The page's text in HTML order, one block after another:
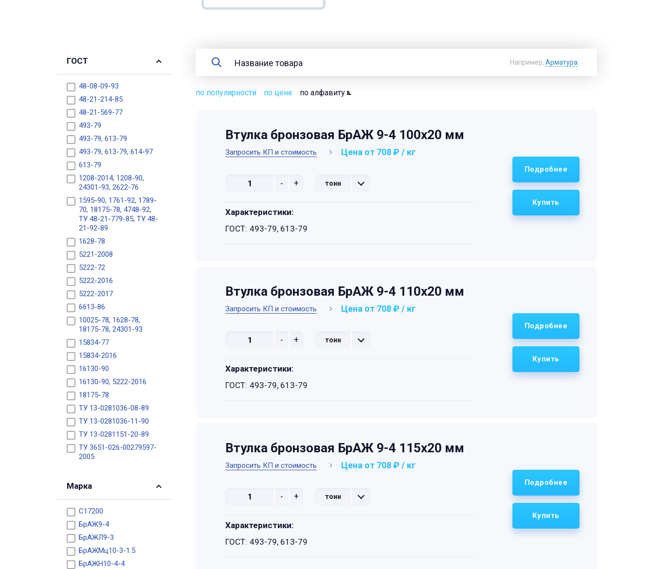
ГОСТ
48-08-09-93
48-21-214-85
48-21-569-77
493-79
493-79, 613-79
493-79, 613-79, 614-97
613-79
1208-2014, 1208-90,
24301-93, 2622-76
1595-90, 1761-92, 1789-
70, 18175-78, 4748-92,
ТУ 48-21-779-85, ТУ 48-
21-92-89
1628-78
5221-2008
5222-72
5222-2016
5222-2017
6613-86
10025-78, 1628-78,
18175-78, 24301-93
15834-77
15834-2016
16130-90
16130-90, 5222-2016
18175-78
ТУ 13-0281036-08-89
ТУ 13-0281036-11-90
ТУ 13-0281151-20-89
ТУ 3651-026-00279597-
2005
Марка
C17200
БрАЖ9-4
БрАЖЛ9-3
БрАЖМц10-3-1.5
БрАЖН10-4-4
Например, Арматура
по популярности по цене по алфавиту
Втулка бронзовая БрАЖ 9-4 100х20 мм
Запросить КП и стоимость Цена от 708 ₽ / кг
- + тонн
Характеристики:
ГОСТ: 493-79, 613-79
Подробнее
Купить
Втулка бронзовая БрАЖ 9-4 110х20 мм
Запросить КП и стоимость Цена от 708 ₽ / кг
- + тонн
Характеристики:
ГОСТ: 493-79, 613-79
Подробнее
Купить
Втулка бронзовая БрАЖ 9-4 115х20 мм
Запросить КП и стоимость Цена от 708 ₽ / кг
- + тонн
Характеристики:
ГОСТ: 493-79, 613-79
Подробнее
Купить